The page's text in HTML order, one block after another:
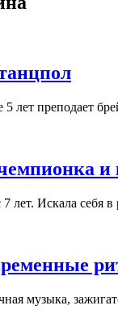
лет преподает
и
лет. Искала себя
музыка,